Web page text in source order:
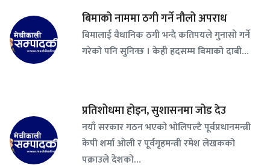
बिमाको नाममा ठगी गर्ने नौलो अपराध
बिमालाई वैधानिक ठगी भन्दै कतिपयले गुनासो गर्ने
गरेको पनि सुनिन्छ । केही हदसम्म बिमाको दाबी…
प्रतिशोधमा होइन, सुशासनमा जोड देउ
नयाँ सरकार गठन भएको भोलिपल्टै पूर्वप्रधानमन्त्री
केपी शर्मा ओली र पूर्वगृहमन्त्री रमेश लेखकको
पक्राउले देशको…